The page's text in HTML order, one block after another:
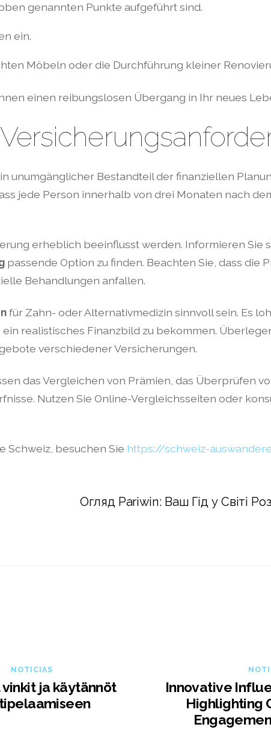
genannten Punkte aufgeführt sind.
ein.
Möbeln oder die Durchführung kleiner
einen reibungslosen Übergang in Ihr neues
unumgänglicher Bestandteil der finanziellen
jede Person innerhalb von drei Monaten nach
erheblich beeinflusst werden. Informieren Sie
passende Option zu finden. Beachten Sie, dass die
Behandlungen anfallen.
für Zahn- oder Alternativmedizin sinnvoll sein. Es
ein realistisches Finanzbild zu bekommen.
verschiedener Versicherungen.
das Vergleichen von Prämien, das Überprüfen
Nutzen Sie Online-Vergleichsseiten oder
Schweiz, besuchen Sie https://schweiz-
Огляд Pariwin: Ваш Гід у Світі
NOTICIAS
vinkit ja käytännöt
Innovative
Highlighting